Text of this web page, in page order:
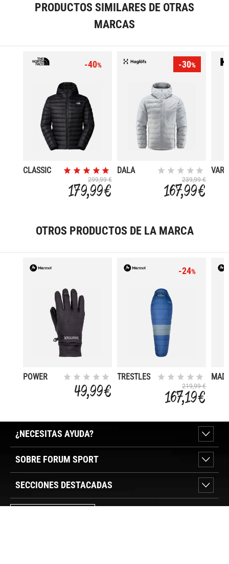
PRODUCTOS SIMILARES DE OTRAS
MARCAS
-40%
CLASSIC
299,99 €
179,99 €
-30%
DALA
239,99 €
167,99 €
OTROS PRODUCTOS DE LA MARCA
POWER
49,99 €
-24%
TRESTLES
219,99 €
167,19 €
MAD
¿NECESITAS AYUDA?
SOBRE FORUM SPORT
SECCIONES DESTACADAS